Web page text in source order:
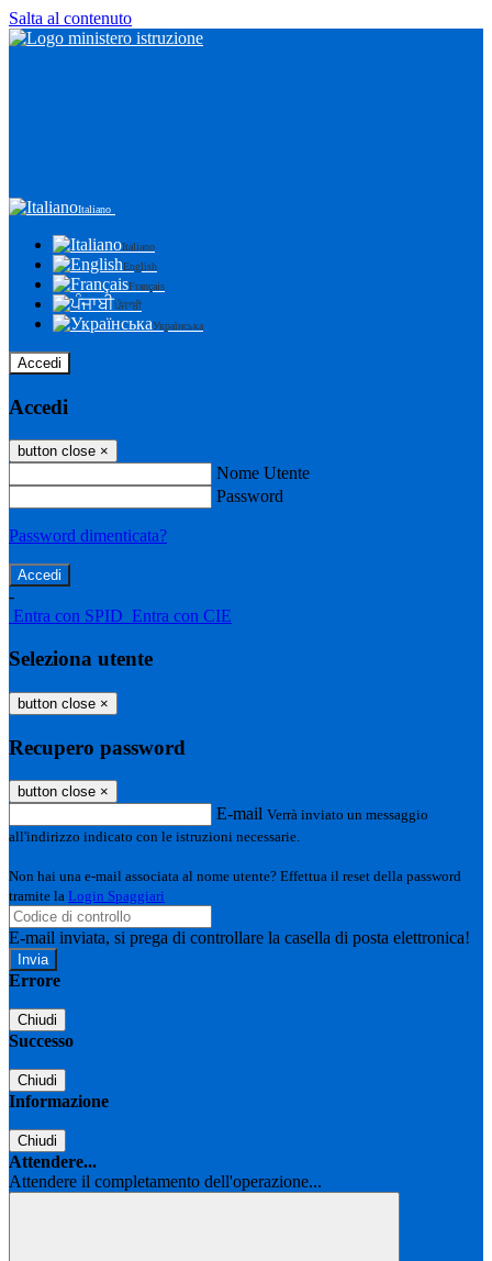
Salta al contenuto
Italiano
Italiano
English
Français
ਪੰਜਾਬੀ
Українська
Accedi
Accedi
button close ×
Nome Utente
Password
Password dimenticata?
-
Entra con SPID Entra con CIE
Seleziona utente
button close ×
Recupero password
button close ×
E-mail Verrà inviato un messaggio
all'indirizzo indicato con le istruzioni necessarie.
Non hai una e-mail associata al nome utente? Effettua il reset della password
tramite la Login Spaggiari
E-mail inviata, si prega di controllare la casella di posta elettronica!
Errore
Chiudi
Successo
Chiudi
Informazione
Chiudi
Attendere...
Attendere il completamento dell'operazione...